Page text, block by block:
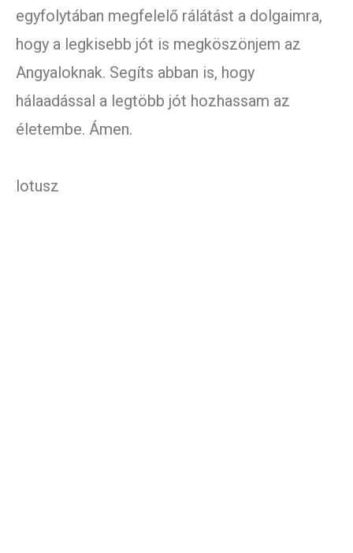
egyfolytában megfelelő rálátást a dolgaimra,
hogy a legkisebb jót is megköszönjem az
Angyaloknak. Segíts abban is, hogy
hálaadással a legtöbb jót hozhassam az
életembe. Ámen.
lotusz